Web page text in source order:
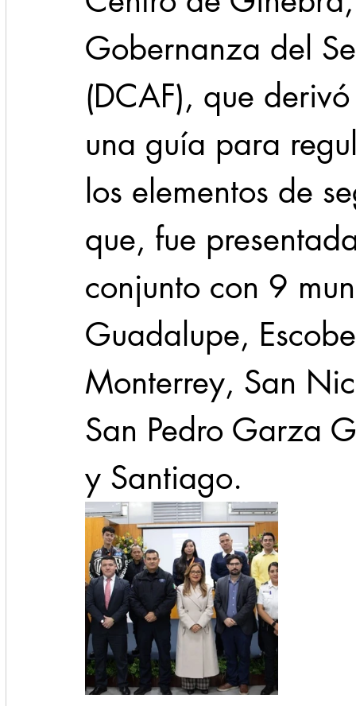
Gobernanza del
(DCAF), que
una guía para
los elementos de
que, fue
conjunto con 9
Guadalupe,
Monterrey, San
San Pedro Garza
y Santiago.